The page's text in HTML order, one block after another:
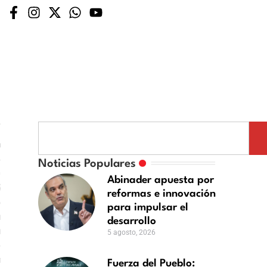
que la guerra en Ucrania podría terminar
Refuerza Medidas Contra Ruidos Excesivos:
Noticias Populares
Abinader apuesta por
reformas e innovación
para impulsar el
desarrollo
5 agosto, 2026
Fuerza del Pueblo: